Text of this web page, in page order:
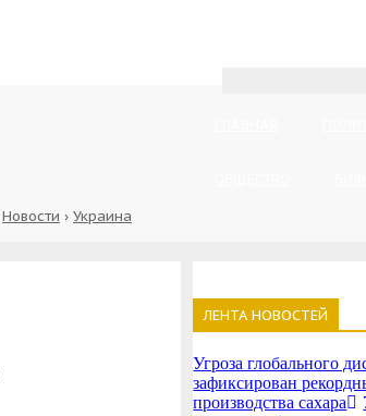
Новости › Украина
ЛЕНТА НОВОСТЕЙ
Угроза глобального
зафиксирован
производства сахара